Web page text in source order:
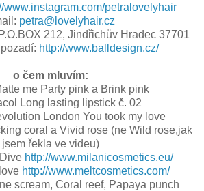
www.instagram.com/petralovelyhair
petra@lovelyhair.cz
212, Jindřichův Hradec 37701
http://www.balldesign.cz/
o čem mluvím:
me Party pink a Brink pink
Long lasting lipstick č. 02
London You took my love
coral a Vivid rose (ne Wild rose,jak
jsem řekla ve videu)
http://www.milanicosmetics.eu/
http://www.meltcosmetics.com/
scream, Coral reef, Papaya punch